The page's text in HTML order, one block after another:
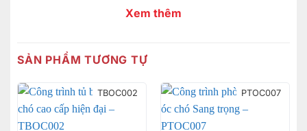
Xem thêm
SẢN PHẨM TƯƠNG TỰ
TBOC002 PTOC007